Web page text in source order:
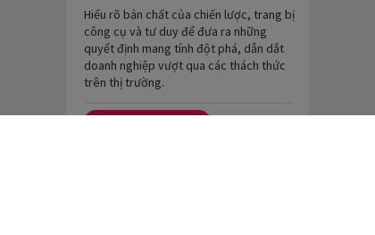
Hiểu rõ bản chất của chiến lược, trang bị
công cụ và tư duy để đưa ra những
quyết định mang tính đột phá, dẫn dắt
doanh nghiệp vượt qua các thách thức
trên thị trường.